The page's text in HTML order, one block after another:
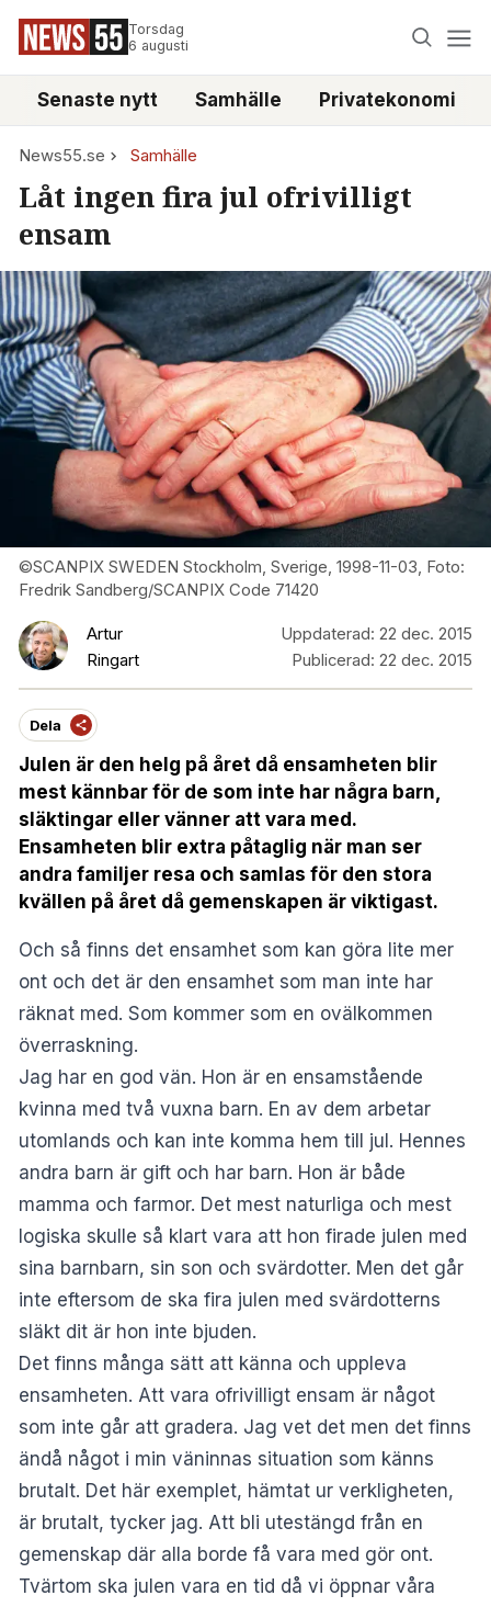
Torsdag
6 augusti
Senaste nytt Samhälle Privatekonomi
News55.se Samhälle
Låt ingen fira jul ofrivilligt
ensam
©SCANPIX SWEDEN Stockholm, Sverige, 1998-11-03, Foto:
Fredrik Sandberg/SCANPIX Code 71420
Artur
Ringart
Uppdaterad: 22 dec. 2015
Publicerad: 22 dec. 2015
Dela
Julen är den helg på året då ensamheten blir
mest kännbar för de som inte har några barn,
släktingar eller vänner att vara med.
Ensamheten blir extra påtaglig när man ser
andra familjer resa och samlas för den stora
kvällen på året då gemenskapen är viktigast.
Och så finns det ensamhet som kan göra lite mer
ont och det är den ensamhet som man inte har
räknat med. Som kommer som en ovälkommen
överraskning.
Jag har en god vän. Hon är en ensamstående
kvinna med två vuxna barn. En av dem arbetar
utomlands och kan inte komma hem till jul. Hennes
andra barn är gift och har barn. Hon är både
mamma och farmor. Det mest naturliga och mest
logiska skulle så klart vara att hon firade julen med
sina barnbarn, sin son och svärdotter. Men det går
inte eftersom de ska fira julen med svärdotterns
släkt dit är hon inte bjuden.
Det finns många sätt att känna och uppleva
ensamheten. Att vara ofrivilligt ensam är något
som inte går att gradera. Jag vet det men det finns
ändå något i min väninnas situation som känns
brutalt. Det här exemplet, hämtat ur verkligheten,
är brutalt, tycker jag. Att bli utestängd från en
gemenskap där alla borde få vara med gör ont.
Tvärtom ska julen vara en tid då vi öppnar våra